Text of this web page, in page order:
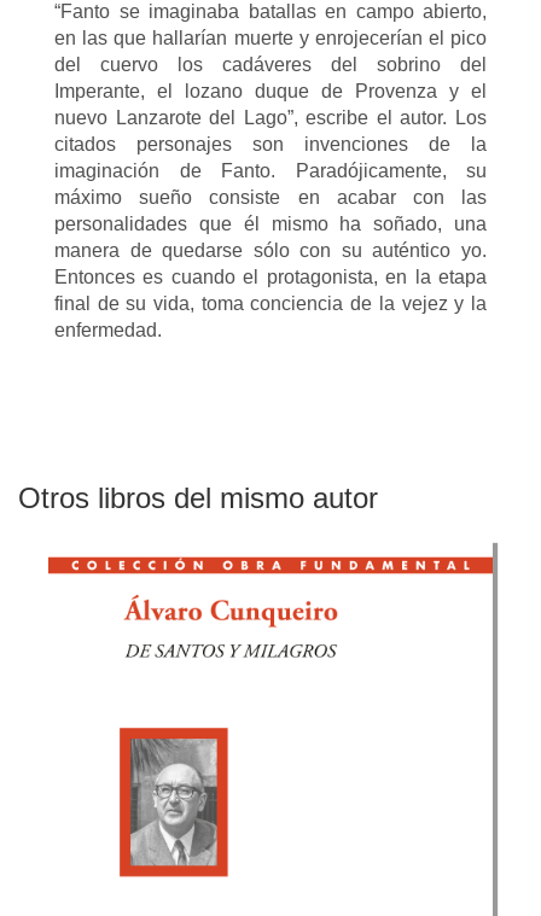
“Fanto se imaginaba batallas en campo abierto,
en las que hallarían muerte y enrojecerían el pico
del cuervo los cadáveres del sobrino del
Imperante, el lozano duque de Provenza y el
nuevo Lanzarote del Lago”, escribe el autor. Los
citados personajes son invenciones de la
imaginación de Fanto. Paradójicamente, su
máximo sueño consiste en acabar con las
personalidades que él mismo ha soñado, una
manera de quedarse sólo con su auténtico yo.
Entonces es cuando el protagonista, en la etapa
final de su vida, toma conciencia de la vejez y la
enfermedad.
Otros libros del mismo autor